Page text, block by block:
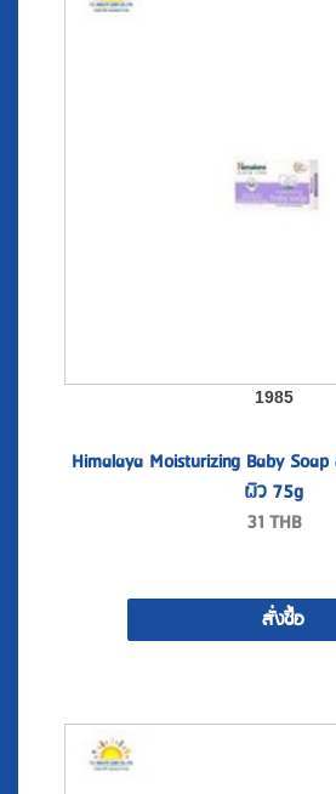
1985
Himalaya Moisturizing Baby
ผิว 75g
31THB
สั่งซื้อ